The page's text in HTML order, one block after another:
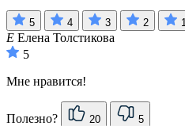
5 4 3 2 1
Е Елена Толстикова
5
Мне нравится!
Полезно? 20 5